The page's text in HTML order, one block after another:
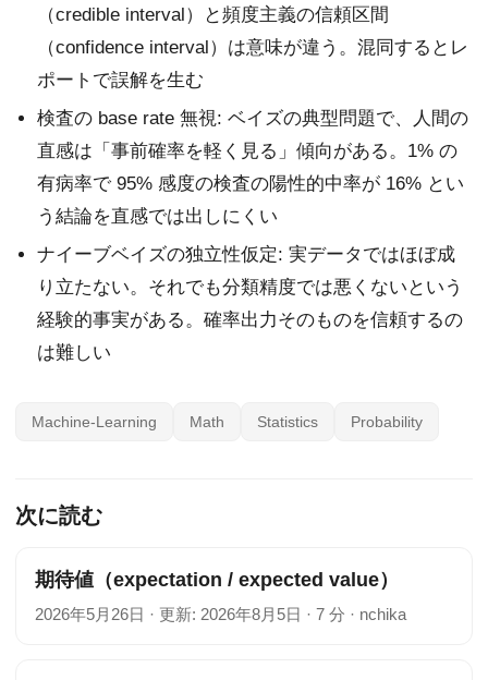
（credible interval）と頻度主義の信頼区間
（confidence interval）は意味が違う。混同するとレ
ポートで誤解を生む
検査の base rate 無視: ベイズの典型問題で、人間の
直感は「事前確率を軽く見る」傾向がある。1% の
有病率で 95% 感度の検査の陽性的中率が 16% とい
う結論を直感では出しにくい
ナイーブベイズの独立性仮定: 実データではほぼ成
り立たない。それでも分類精度では悪くないという
経験的事実がある。確率出力そのものを信頼するの
は難しい
Machine-Learning Math Statistics Probability
次に読む
期待値（expectation / expected value）
2026年5月26日 · 更新: 2026年8月5日 · 7 分 · nchika